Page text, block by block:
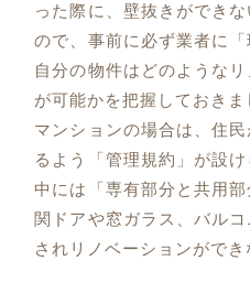
った際に、壁抜きができ
ので、事前に必ず業者に「
自分の物件はどのような
が可能かを把握しておきま
マンションの場合は、住
るよう「管理規約」が設
中には「専有部分と共用
関ドアや窓ガラス、バル
されリノベーションができ